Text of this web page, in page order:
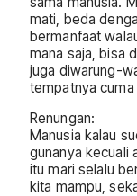
mati, beda
bermanfaat
mana saja, bisa
juga diwarung-
tempatnya
Renungan:
Manusia kalau
gunanya kecuali
itu mari selalu
kita mampu,